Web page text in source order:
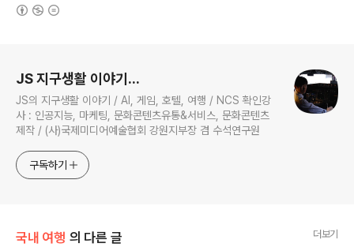
JS 지구생활 이야기...
JS의 지구생활 이야기 / AI, 게임, 호텔, 여행 / NCS 확인강
사 : 인공지능, 마케팅, 문화콘텐츠유통&서비스, 문화콘텐츠
제작 / (사)국제미디어예술협회 강원지부장 겸 수석연구원
구독하기
국내 여행 의 다른 글 더보기